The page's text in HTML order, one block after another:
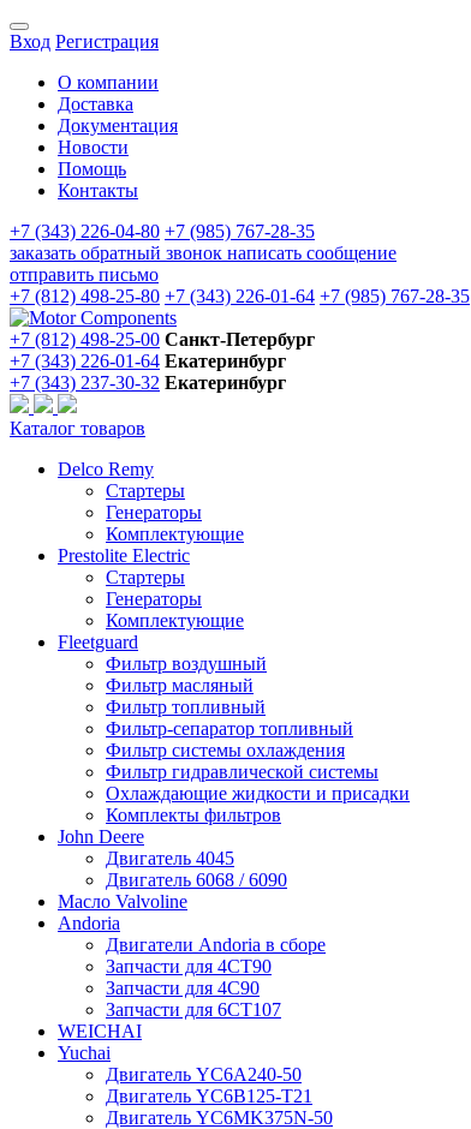
Вход Регистрация
О компании
Доставка
Документация
Новости
Помощь
Контакты
+7 (343) 226-04-80 +7 (985) 767-28-35
заказать обратный звонок написать сообщение
отправить письмо
+7 (812) 498-25-80 +7 (343) 226-01-64 +7 (985) 767-28-35
+7 (812) 498-25-00 Санкт-Петербург
+7 (343) 226-01-64 Екатеринбург
+7 (343) 237-30-32 Екатеринбург
Каталог товаров
Delco Remy
Стартеры
Генераторы
Комплектующие
Prestolite Electric
Стартеры
Генераторы
Комплектующие
Fleetguard
Фильтр воздушный
Фильтр масляный
Фильтр топливный
Фильтр-сепаратор топливный
Фильтр системы охлаждения
Фильтр гидравлической системы
Охлаждающие жидкости и присадки
Комплекты фильтров
John Deere
Двигатель 4045
Двигатель 6068 / 6090
Масло Valvoline
Andoria
Двигатели Andoria в сборе
Запчасти для 4CT90
Запчасти для 4С90
Запчасти для 6CT107
WEICHAI
Yuchai
Двигатель YC6A240-50
Двигатель YC6B125-T21
Двигатель YC6MK375N-50